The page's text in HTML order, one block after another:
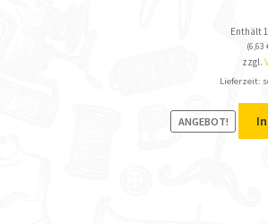
Enthält
(6,63
zzgl.
Lieferzeit:
ANGEBOT!